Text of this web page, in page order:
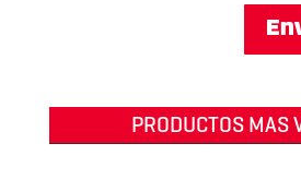
PRODUCTOS MAS